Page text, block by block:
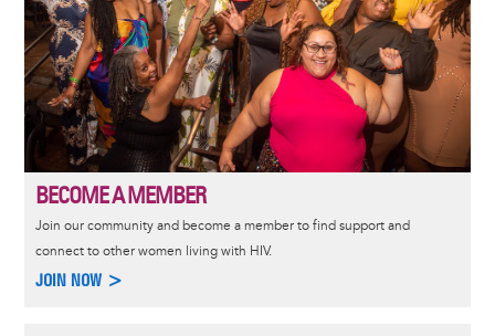
BECOME A MEMBER
Join our community and become a member to find support and
connect to other women living with HIV.
JOIN NOW >